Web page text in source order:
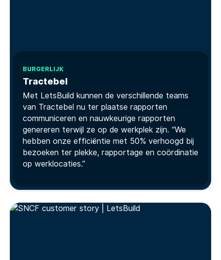
BURGERLIJK
Tractebel
Met LetsBuild kunnen de verschillende teams
van Tractebel nu ter plaatse rapporten
communiceren en nauwkeurige rapporten
genereren terwijl ze op de werkplek zijn. “We
hebben onze efficiëntie met 50% verhoogd bij
bezoeken ter plekke, rapportage en coördinatie
op werklocaties.”